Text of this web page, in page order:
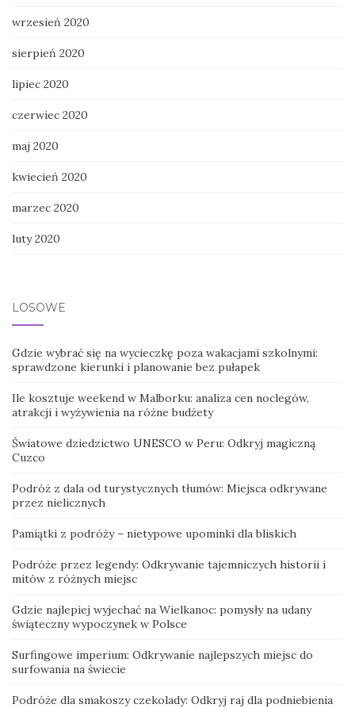
wrzesień 2020
sierpień 2020
lipiec 2020
czerwiec 2020
maj 2020
kwiecień 2020
marzec 2020
luty 2020
LOSOWE
Gdzie wybrać się na wycieczkę poza wakacjami szkolnymi:
sprawdzone kierunki i planowanie bez pułapek
Ile kosztuje weekend w Malborku: analiza cen noclegów,
atrakcji i wyżywienia na różne budżety
Światowe dziedzictwo UNESCO w Peru: Odkryj magiczną
Cuzco
Podróż z dala od turystycznych tłumów: Miejsca odkrywane
przez nielicznych
Pamiątki z podróży – nietypowe upominki dla bliskich
Podróże przez legendy: Odkrywanie tajemniczych historii i
mitów z różnych miejsc
Gdzie najlepiej wyjechać na Wielkanoc: pomysły na udany
świąteczny wypoczynek w Polsce
Surfingowe imperium: Odkrywanie najlepszych miejsc do
surfowania na świecie
Podróże dla smakoszy czekolady: Odkryj raj dla podniebienia